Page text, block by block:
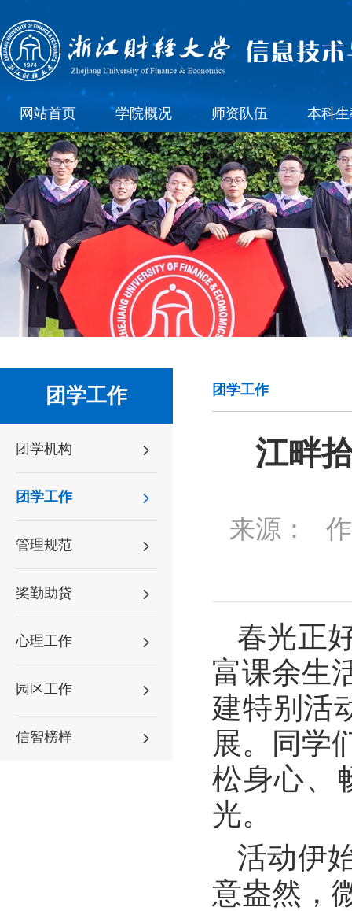
网站首页 学院概况 师资队伍 本科
团学工作
团学机构
团学工作
管理规范
奖勤助贷
心理工作
园区工作
信智榜样
团学工作
江畔
来源：
春光正
富课余生
建特别活
展。同学
松身心、
光。
活动伊
意盎然，